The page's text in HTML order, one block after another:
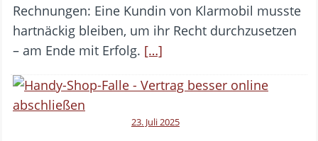
Rechnungen: Eine Kundin von Klarmobil musste
hartnäckig bleiben, um ihr Recht durchzusetzen
– am Ende mit Erfolg. […]
23. Juli 2025